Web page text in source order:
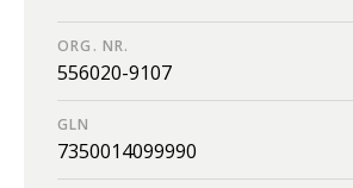
ORG. NR.
556020-9107
GLN
7350014099990